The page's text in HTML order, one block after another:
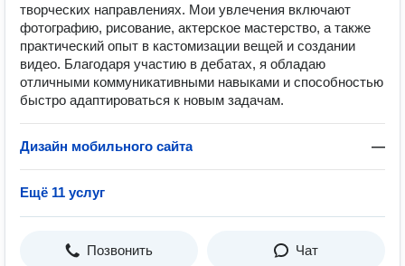
творческих направлениях. Мои увлечения включают
фотографию, рисование, актерское мастерство, а также
практический опыт в кастомизации вещей и создании
видео. Благодаря участию в дебатах, я обладаю
отличными коммуникативными навыками и способностью
быстро адаптироваться к новым задачам.
Дизайн мобильного сайта —
Ещё 11 услуг
Позвонить Чат